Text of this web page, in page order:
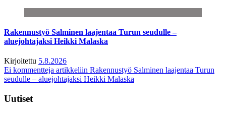
Rakennustyö Salminen laajentaa Turun seudulle –
aluejohtajaksi Heikki Malaska
Kirjoitettu 5.8.2026
Ei kommentteja artikkeliin Rakennustyö Salminen laajentaa Turun
seudulle – aluejohtajaksi Heikki Malaska
Uutiset